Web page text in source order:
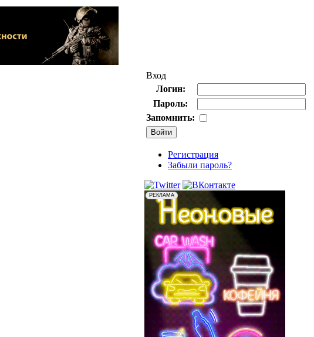
Вход
Логин:
Пароль:
Запомнить:
Регистрация
Забыли пароль?